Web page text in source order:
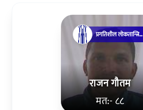
राजन गौतम
मत:- ८८
प्रगतिशील लोकतान्त्रिक
पार्टी